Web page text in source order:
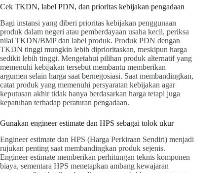
Cek TKDN, label PDN, dan prioritas kebijakan pengadaan
Bagi instansi yang diberi prioritas kebijakan penggunaan
produk dalam negeri atau pemberdayaan usaha kecil, periksa
nilai TKDN/BMP dan label produk. Produk PDN dengan
TKDN tinggi mungkin lebih diprioritaskan, meskipun harga
sedikit lebih tinggi. Mengetahui pilihan produk alternatif yang
memenuhi kebijakan tersebut membantu memberikan
argumen selain harga saat bernegosiasi. Saat membandingkan,
catat produk yang memenuhi persyaratan kebijakan agar
keputusan akhir tidak hanya berdasarkan harga tetapi juga
kepatuhan terhadap peraturan pengadaan.
Gunakan engineer estimate dan HPS sebagai tolok ukur
Engineer estimate dan HPS (Harga Perkiraan Sendiri) menjadi
rujukan penting saat membandingkan produk sejenis.
Engineer estimate memberikan perhitungan teknis komponen
biaya, sementara HPS menetapkan ambang kewajaran